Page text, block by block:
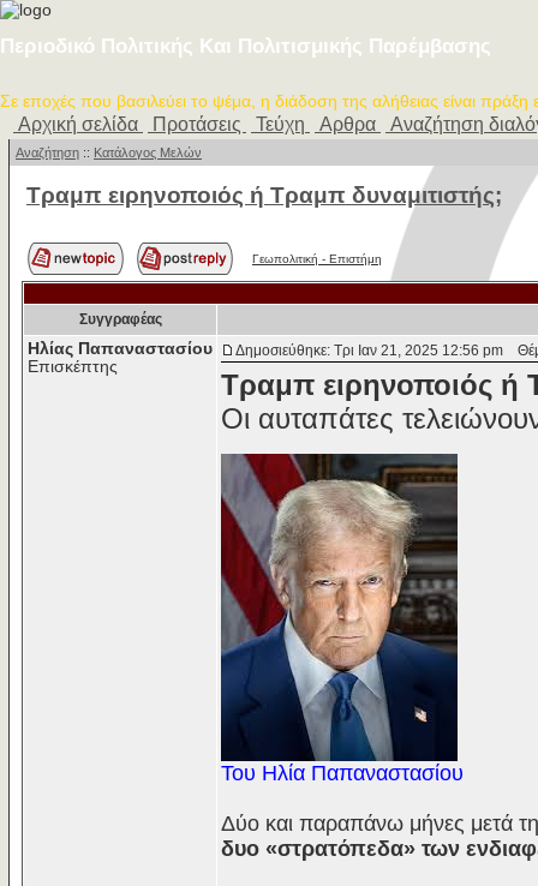
Περιοδικό Πολιτικής Και Πολιτισμικής Παρέμβασης
Σε εποχές που βασιλεύει το ψέμα, η διάδοση της αλήθειας είναι πράξη
Αρχική σελίδα Προτάσεις Τεύχη Αρθρα Αναζήτηση
Αναζήτηση :: Κατάλογος Μελών
Τραμπ ειρηνοποιός ή Τραμπ δυναμιτιστής;
Γεωπολιτική - Επιστήμη
Συγγραφέας
Ηλίας Παπαναστασίου
Επισκέπτης
Δημοσιεύθηκε: Τρι Ιαν 21, 2025 12:56 pm
Τραμπ ειρηνοποιός ή
Οι αυταπάτες
Του Ηλία Παπαναστασίου
Δύο και παραπάνω μήνες μετά
δυο «στρατόπεδα» των